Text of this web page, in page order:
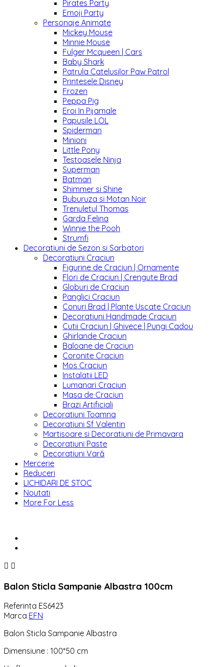
Pirates Party
Emoji Party
Personaje Animate
Mickey Mouse
Minnie Mouse
Fulger Mcqueen | Cars
Baby Shark
Patrula Catelusilor Paw Patrol
Printesele Disney
Frozen
Peppa Pig
Eroi In Pijamale
Papusile LOL
Spiderman
Minioni
Little Pony
Testoasele Ninja
Superman
Batman
Shimmer si Shine
Buburuza si Motan Noir
Trenuletul Thomas
Garda Felina
Winnie the Pooh
Strumfi
Decoratiuni de Sezon si Sarbatori
Decoratiuni Craciun
Figurine de Craciun | Ornamente
Flori de Craciun | Crengute Brad
Globuri de Craciun
Panglici Craciun
Conuri Brad | Plante Uscate Craciun
Decoratiuni Handmade Craciun
Cutii Craciun | Ghivece | Pungi Cadou
Ghirlande Craciun
Baloane de Craciun
Coronite Craciun
Mos Craciun
Instalatii LED
Lumanari Craciun
Masa de Craciun
Brazi Artificiali
Decoratiuni Toamna
Decoratiuni Sf Valentin
Martisoare si Decoratiuni de Primavara
Decoratiuni Paste
Decoratiuni Vară
Mercerie
Reduceri
LICHIDARI DE STOC
Noutati
More For Less
 
Balon Sticla Sampanie Albastra 100cm
Referinta ES6423
Marca EFN
Balon Sticla Sampanie Albastra
Dimensiune : 100*50 cm